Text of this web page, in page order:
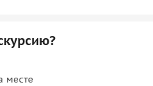
месте